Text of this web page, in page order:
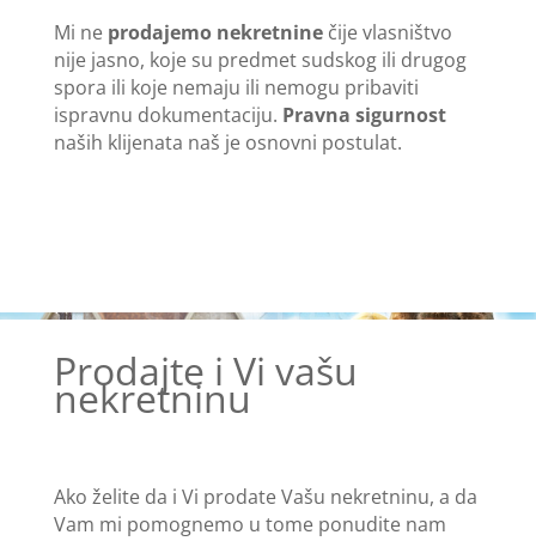
Mi ne prodajemo nekretninečije vlasništvo
nije jasno, koje su predmet sudskog ili drugog
spora ili koje nemaju ili nemogu pribaviti
ispravnu dokumentaciju. Pravna sigurnost
naših klijenata naš je osnovni postulat.
Prodajte i Vi vašu
nekretninu
Ako želite da i Vi prodate Vašu nekretninu, a da
Vam mi pomognemo u tome ponudite nam